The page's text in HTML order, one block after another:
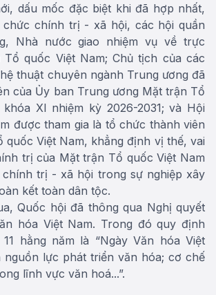
dấu mốc đặc biệt khi đã hợp nhất,
chính trị - xã hội, các hội quần
Nhà nước giao nhiệm vụ về trực
quốc Việt Nam; Chủ tịch của các
thuật chuyên ngành Trung ương đã
của Ủy ban Trung ương Mặt trận Tổ
XI nhiệm kỳ 2026-2031; và Hội
được tham gia là tổ chức thành viên
quốc Việt Nam, khẳng định vị thế, vai
trị của Mặt trận Tổ quốc Việt Nam
trị - xã hội trong sự nghiệp xây
kết toàn dân tộc.
Quốc hội đã thông qua Nghị quyết
hóa Việt Nam. Trong đó quy định
hằng năm là “Ngày Văn hóa Việt
nguồn lực phát triển văn hóa; cơ chế
lĩnh vực văn hoá...”.